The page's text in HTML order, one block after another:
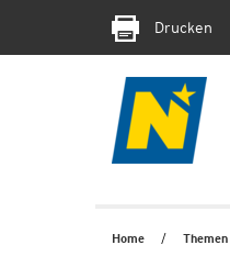
Drucken
Home Themen